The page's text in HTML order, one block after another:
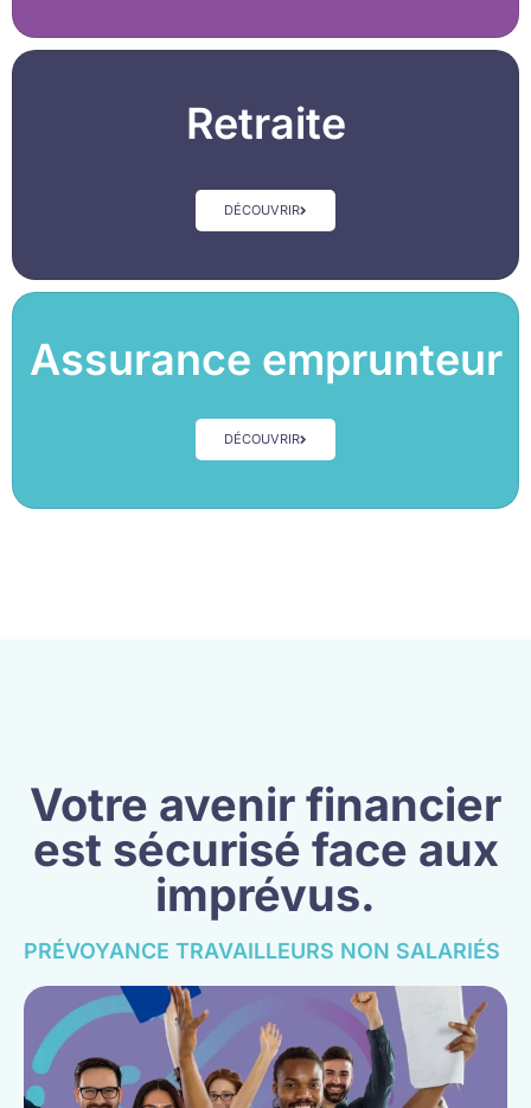
Retraite
DÉCOUVRIR
Assurance emprunteur
DÉCOUVRIR
Votre avenir financier
est sécurisé face aux
imprévus.
PRÉVOYANCE TRAVAILLEURS NON SALARIÉS